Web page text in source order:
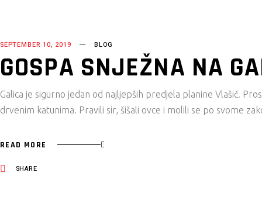
SEPTEMBER 10, 2019 BLOG
GOSPA SNJEŽNA NA
Galica je sigurno jedan od najljepših predjela planine Vlašić.
drvenim katunima. Pravili sir, šišali ovce i molili se po svome
READ MORE
SHARE